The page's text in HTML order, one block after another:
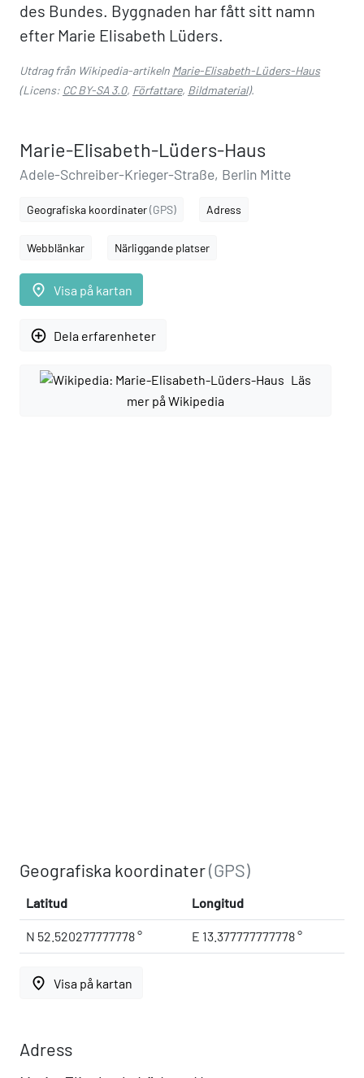
des Bundes. Byggnaden har fått sitt namn
efter Marie Elisabeth Lüders.
Utdrag från Wikipedia-artikeln Marie-Elisabeth-Lüders-Haus
(Licens: CC BY-SA 3.0, Författare, Bildmaterial).
Marie-Elisabeth-Lüders-Haus
Adele-Schreiber-Krieger-Straße, Berlin Mitte
Geografiska koordinater(GPS) Adress
Webblänkar Närliggande platser
place Visa på kartan
add_circle_outline Dela erfarenheter
Läs
mer på Wikipedia
Geografiska koordinater(GPS)
Latitud Longitud
N 52.520277777778 ° E 13.377777777778 °
place Visa på kartan
Adress